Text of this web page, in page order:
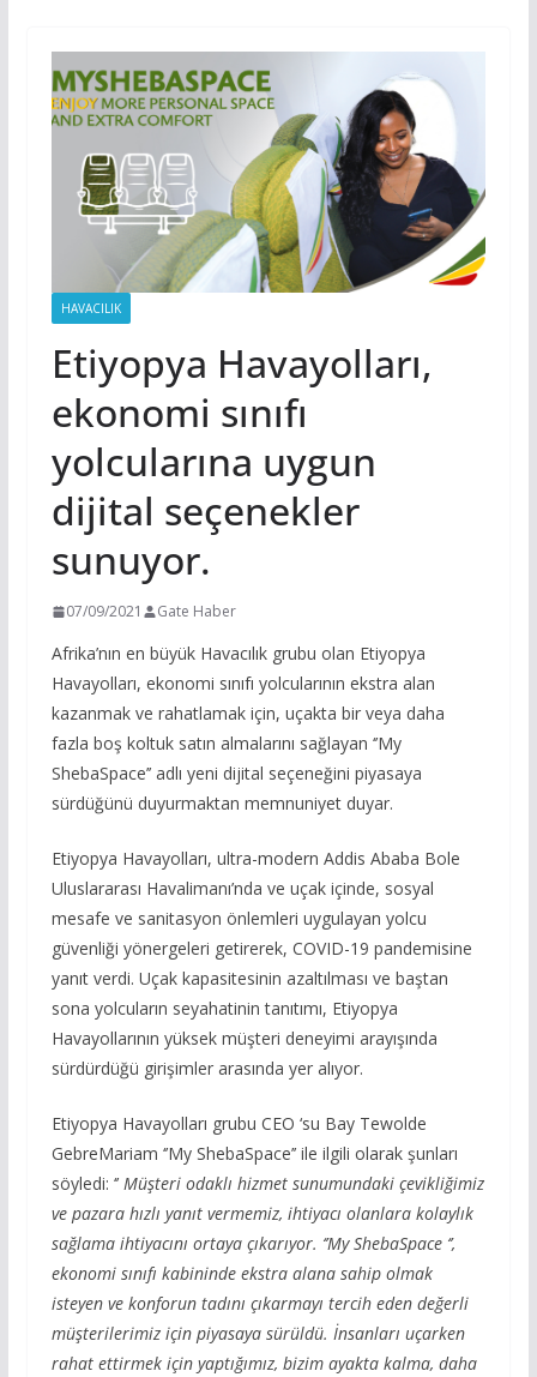
HAVACILIK
Etiyopya Havayolları,
ekonomi sınıfı
yolcularına uygun
dijital seçenekler
sunuyor.
07/09/2021 Gate Haber
Afrika’nın en büyük Havacılık grubu olan Etiyopya
Havayolları, ekonomi sınıfı yolcularının ekstra alan
kazanmak ve rahatlamak için, uçakta bir veya daha
fazla boş koltuk satın almalarını sağlayan ‘’My
ShebaSpace’’ adlı yeni dijital seçeneğini piyasaya
sürdüğünü duyurmaktan memnuniyet duyar.
Etiyopya Havayolları, ultra-modern Addis Ababa Bole
Uluslararası Havalimanı’nda ve uçak içinde, sosyal
mesafe ve sanitasyon önlemleri uygulayan yolcu
güvenliği yönergeleri getirerek, COVID-19 pandemisine
yanıt verdi. Uçak kapasitesinin azaltılması ve baştan
sona yolcuların seyahatinin tanıtımı, Etiyopya
Havayollarının yüksek müşteri deneyimi arayışında
sürdürdüğü girişimler arasında yer alıyor.
Etiyopya Havayolları grubu CEO ‘su Bay Tewolde
GebreMariam ‘’My ShebaSpace’’ ile ilgili olarak şunları
söyledi: ‘’ Müşteri odaklı hizmet sunumundaki çevikliğimiz
ve pazara hızlı yanıt vermemiz, ihtiyacı olanlara kolaylık
sağlama ihtiyacını ortaya çıkarıyor. ‘’My ShebaSpace ‘’,
ekonomi sınıfı kabininde ekstra alana sahip olmak
isteyen ve konforun tadını çıkarmayı tercih eden değerli
müşterilerimiz için piyasaya sürüldü. İnsanları uçarken
rahat ettirmek için yaptığımız, bizim ayakta kalma, daha